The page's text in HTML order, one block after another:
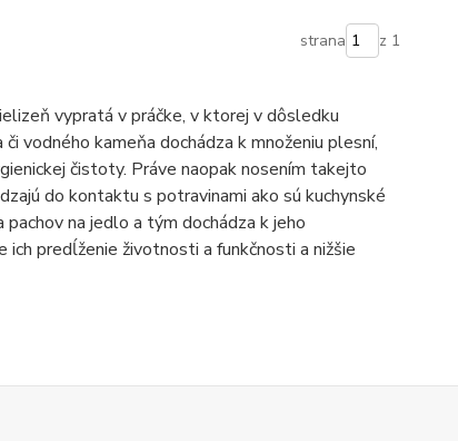
strana z 1
vypratá v práčke, v ktorej v dôsledku
vodného kameňa dochádza k množeniu plesní,
čistoty. Práve naopak nosením takejto
do kontaktu s potravinami ako sú kuchynské
na jedlo a tým dochádza k jeho
predĺženie životnosti a funkčnosti a nižšie